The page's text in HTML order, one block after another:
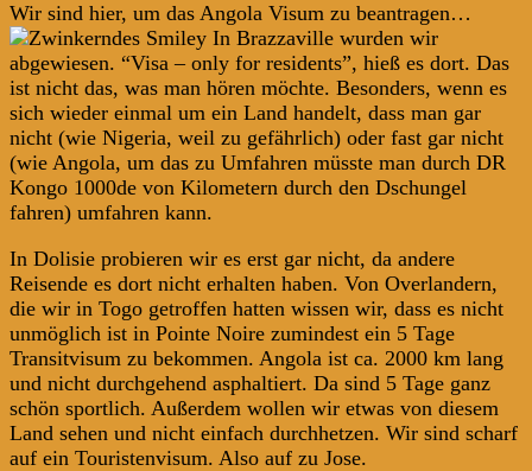
Wir sind hier, um das Angola Visum zu beantragen…
In Brazzaville wurden wir
abgewiesen. “Visa – only for residents”, hieß es dort. Das
ist nicht das, was man hören möchte. Besonders, wenn es
sich wieder einmal um ein Land handelt, dass man gar
nicht (wie Nigeria, weil zu gefährlich) oder fast gar nicht
(wie Angola, um das zu Umfahren müsste man durch DR
Kongo 1000de von Kilometern durch den Dschungel
fahren) umfahren kann.
In Dolisie probieren wir es erst gar nicht, da andere
Reisende es dort nicht erhalten haben. Von Overlandern,
die wir in Togo getroffen hatten wissen wir, dass es nicht
unmöglich ist in Pointe Noire zumindest ein 5 Tage
Transitvisum zu bekommen. Angola ist ca. 2000 km lang
und nicht durchgehend asphaltiert. Da sind 5 Tage ganz
schön sportlich. Außerdem wollen wir etwas von diesem
Land sehen und nicht einfach durchhetzen. Wir sind scharf
auf ein Touristenvisum. Also auf zu Jose.